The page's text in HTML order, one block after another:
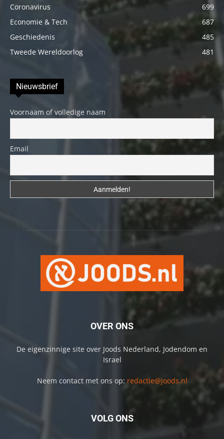
Coronavirus
699
Economie & Tech
687
Geschiedenis
485
Tweede Wereldoorlog
481
Nieuwsbrief
Voornaam of volledige naam
Email
OVER ONS
De eigenzinnige site over Joods Nederland, Jodendom en
Israel
Neem contact met ons op: redactie@joods.nl
VOLG ONS